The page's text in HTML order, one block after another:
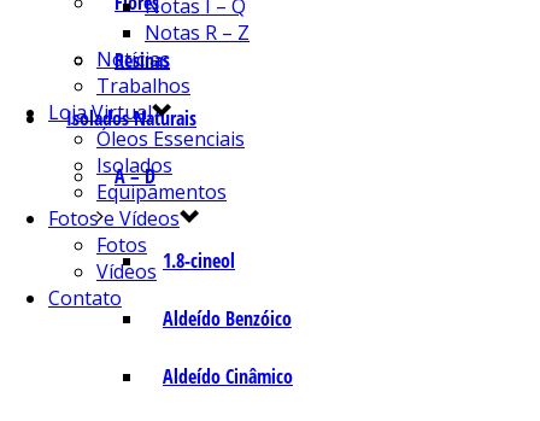
Resinas
Isolados Naturais
A – D
1.8-cineol
Aldeído Benzóico
Aldeído Cinâmico
Notas I – Q
Notas R – Z
Notícias
Trabalhos
Loja Virtual
Óleos Essenciais
Isolados
Equipamentos
Fotos e Vídeos
Fotos
Vídeos
Contato